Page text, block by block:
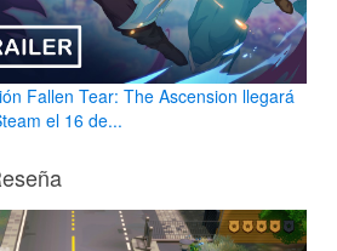
Fallen Tear: The Ascension llegará
el 16 de...